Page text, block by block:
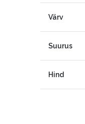
Värv
Suurus
Hind